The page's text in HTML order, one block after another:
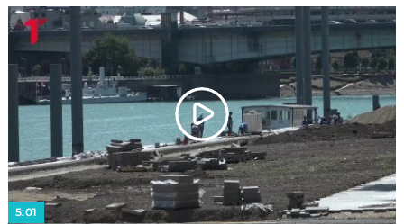
Play
Video
5:01